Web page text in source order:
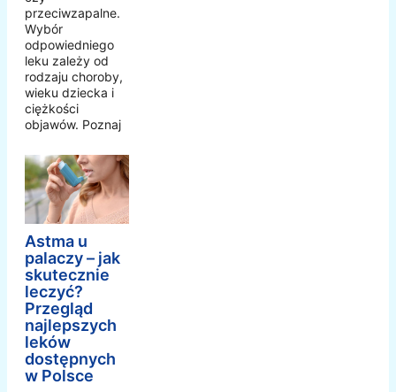
przeciwzapalne.
Wybór
odpowiedniego
leku zależy od
rodzaju choroby,
wieku dziecka i
ciężkości
objawów. Poznaj
Astma u
palaczy – jak
skutecznie
leczyć?
Przegląd
najlepszych
leków
dostępnych
w Polsce